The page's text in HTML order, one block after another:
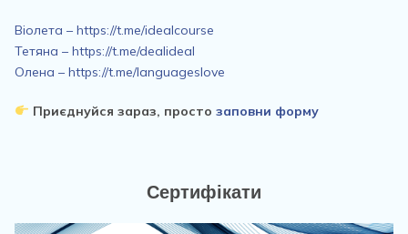
Віолета – https://t.me/idealcourse
Тетяна – https://t.me/dealideal
Олена – https://t.me/languageslove
Приєднуйся зараз, просто заповни форму
Сертифікати